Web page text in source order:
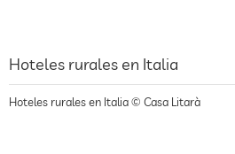
Hoteles rurales en Italia
Hoteles rurales en Italia © Casa Litarà